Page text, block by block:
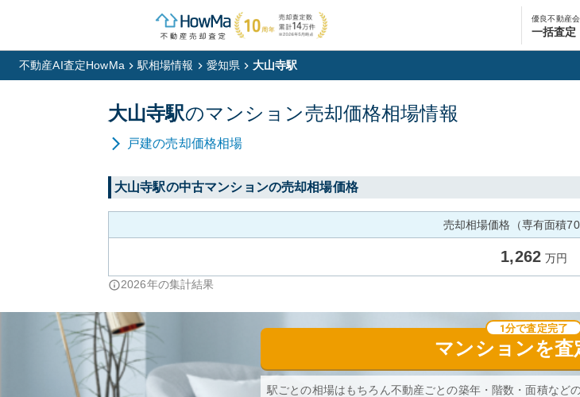
優良不動産
一括査定
不動産AI査定HowMa 駅相場情報 愛知県 大山寺駅
大山寺駅のマンション売却価格相場情報
戸建の売却価格相場
大山寺駅の中古マンションの売却相場価格
売却相場価格（専有面積70
1,262 万円
2026年の集計結果
マンションを査
1分で査定完了
駅ごとの相場はもちろん不動産ごとの築年・階数・面積など